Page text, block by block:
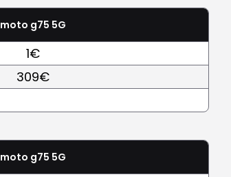
moto g75 5G
1€
309€
moto g75 5G